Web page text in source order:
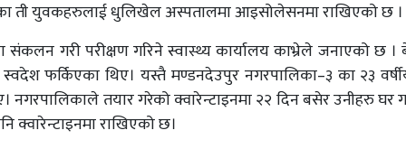
ती युवकहरुलाई धुलिखेल अस्पतालमा आइसोलेसनमा राखिएको छ ।
संकलन गरी परीक्षण गरिने स्वास्थ्य कार्यालय काभ्रेले जनाएको छ
फर्किएका थिए। यस्तै मण्डनदेउपुर नगरपालिका–३ का २३
नगरपालिकाले तयार गरेको क्वारेन्टाइनमा २२ दिन बसेर उनीहरु घर
क्वारेन्टाइनमा राखिएको छ।